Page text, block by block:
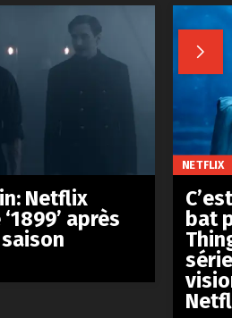

Netflix
après
NETFLIX
bat